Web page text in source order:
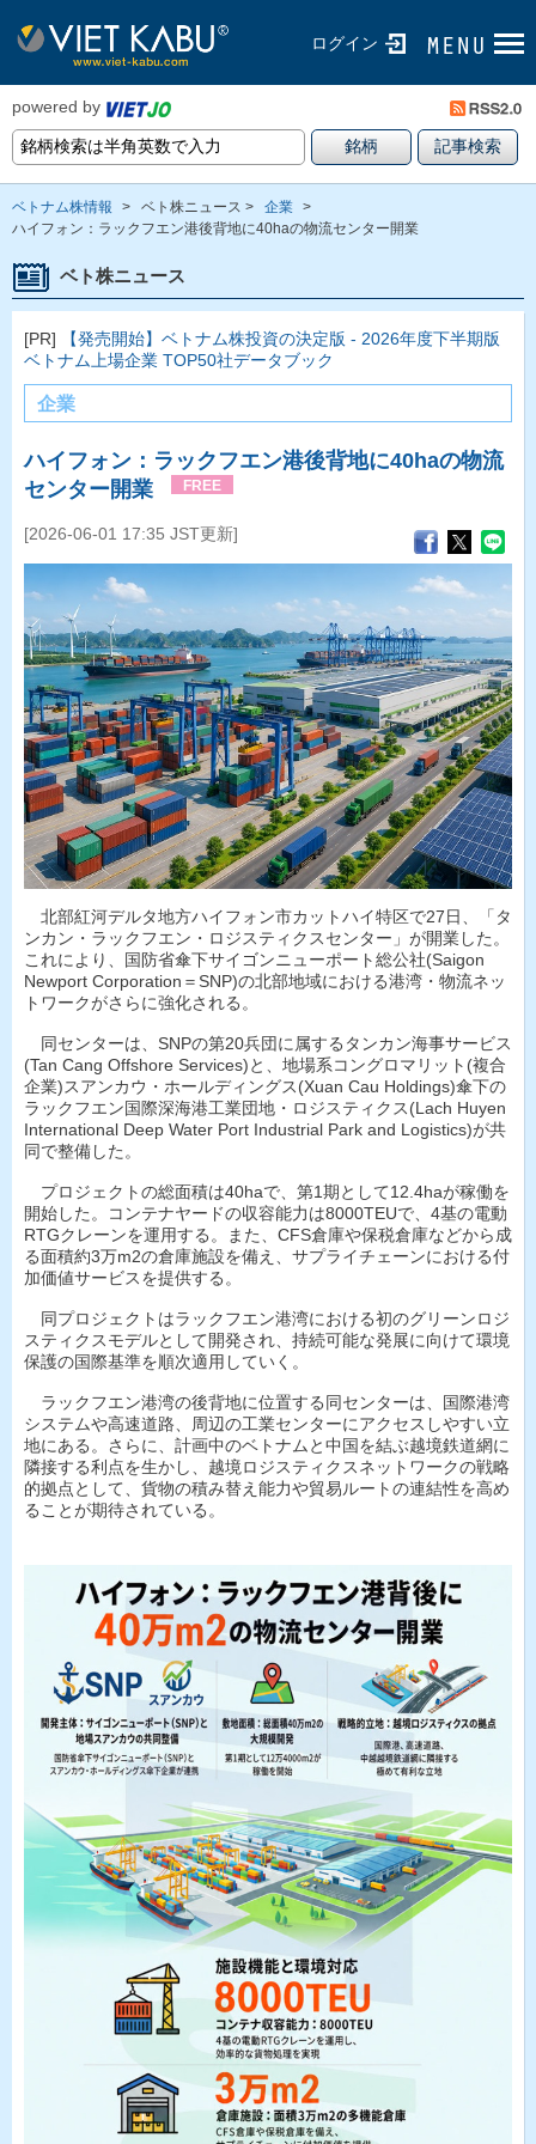
ログイン
powered by
ベトナム株情報 > ベト株ニュース > 企業 >
ハイフォン：ラックフエン港後背地に40haの物流センター開業
ベト株ニュース
[PR]
【発売開始】ベトナム株投資の決定版 - 2026年度下半期版
ベトナム上場企業 TOP50社データブック
企業
ハイフォン：ラックフエン港後背地に40haの物流
センター開業
FREE
[2026-06-01 17:35 JST更新]
北部紅河デルタ地方ハイフォン市カットハイ特区で27日、「タ
ンカン・ラックフエン・ロジスティクスセンター」が開業した。
これにより、国防省傘下サイゴンニューポート総公社(Saigon
Newport Corporation＝SNP)の北部地域における港湾・物流ネッ
トワークがさらに強化される。
同センターは、SNPの第20兵団に属するタンカン海事サービス
(Tan Cang Offshore Services)と、地場系コングロマリット(複合
企業)スアンカウ・ホールディングス(Xuan Cau Holdings)傘下の
ラックフエン国際深海港工業団地・ロジスティクス(Lach Huyen
International Deep Water Port Industrial Park and Logistics)が共
同で整備した。
プロジェクトの総面積は40haで、第1期として12.4haが稼働を
開始した。コンテナヤードの収容能力は8000TEUで、4基の電動
RTGクレーンを運用する。また、CFS倉庫や保税倉庫などから成
る面積約3万m2の倉庫施設を備え、サプライチェーンにおける付
加価値サービスを提供する。
同プロジェクトはラックフエン港湾における初のグリーンロジ
スティクスモデルとして開発され、持続可能な発展に向けて環境
保護の国際基準を順次適用していく。
ラックフエン港湾の後背地に位置する同センターは、国際港湾
システムや高速道路、周辺の工業センターにアクセスしやすい立
地にある。さらに、計画中のベトナムと中国を結ぶ越境鉄道網に
隣接する利点を生かし、越境ロジスティクスネットワークの戦略
的拠点として、貨物の積み替え能力や貿易ルートの連結性を高め
ることが期待されている。